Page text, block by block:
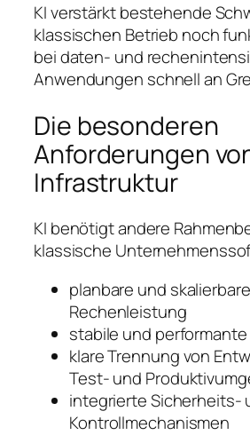
KI verstärkt bestehende
klassischen Betrieb noch
bei daten- und
Anwendungen schnell an
Die besonderen
Anforderungen
Infrastruktur
KI benötigt andere
klassische
planbare und skalierbare
Rechenleistung
stabile und
klare Trennung von
Test- und
integrierte Sicherheits-
Kontrollmechanismen